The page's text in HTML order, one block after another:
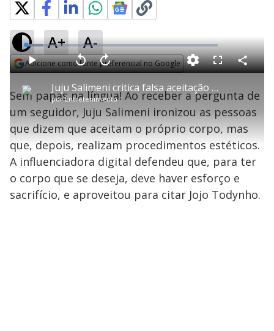
A+ A-
Adicione como fonte preferencial no Google
P
l
a
y
Juju Salimeni critica falsa aceitação do corpo e usa Jojo Todynho como exemplo
porEntretenimento
P V
t
a
r
1
s
e
g
n
d
s
A
n
ç
a
s
e
u
n
d
o
s
L
o
a
d
e
0
0
%
F
s
c
e
n
C
o
a
r
i
l
a
Sem papas na língua! Ao receber a pergunta de
um seguidor, Juju Salimeni ironizou as pessoas
que dizem que aceitam o próprio corpo, mas
que, depois, realizam procedimentos estéticos.
A influenciadora digital defendeu que, para ter
o corpo que se deseja, deve haver esforço e
sacrifício, e aproveitou para citar Jojo Todynho.